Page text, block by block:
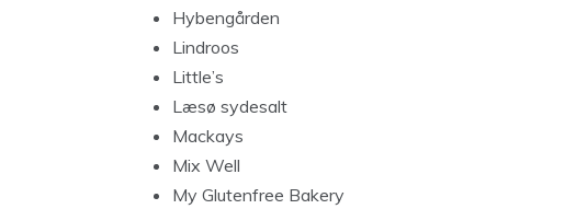
Hybengården
Lindroos
Little’s
Læsø sydesalt
Mackays
Mix Well
My Glutenfree Bakery